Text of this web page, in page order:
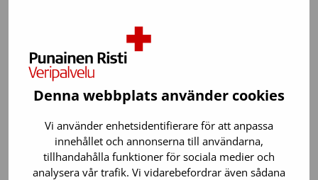
Denna webbplats använder cookies
Vi använder enhetsidentifierare för att anpassa
innehållet och annonserna till användarna,
tillhandahålla funktioner för sociala medier och
analysera vår trafik. Vi vidarebefordrar även sådana
Beslutet inklusive motiveringar sänds till den
sökande i skriftlig form. Den sökande har möjlighet
att komplettera sin ansökan och sända den till
biobanken för ny behandling. Den sökande kan söka
ändring i ett negativt beslut hos
regionförvaltningsverk.
I bedömningen fästs uppmärksamhet vid att i
synnerhet följande kriterier uppfylls: